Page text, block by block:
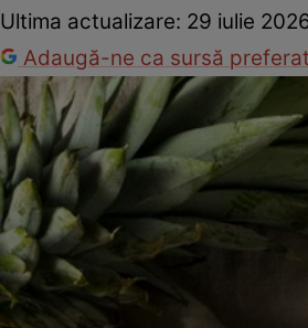
Ultima actualizare: 29 iulie
Adaugă-ne ca sursă